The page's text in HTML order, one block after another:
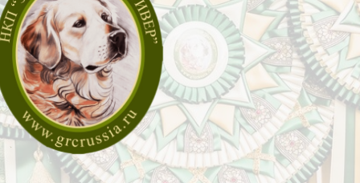
щенки магазин НКП